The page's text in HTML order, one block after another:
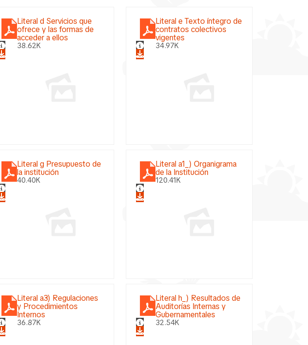
Literal d Servicios que
ofrece y las formas de
acceder a ellos
38.62K
Literal e Texto íntegro de
contratos colectivos
vigentes
34.97K
Literal g Presupuesto de
la institución
40.40K
Literal a1_) Organigrama
de la Institución
120.41K
Literal a3) Regulaciones
y Procedimientos
Internos
36.87K
Literal h_) Resultados de
Auditorías Internas y
Gubernamentales
32.54K